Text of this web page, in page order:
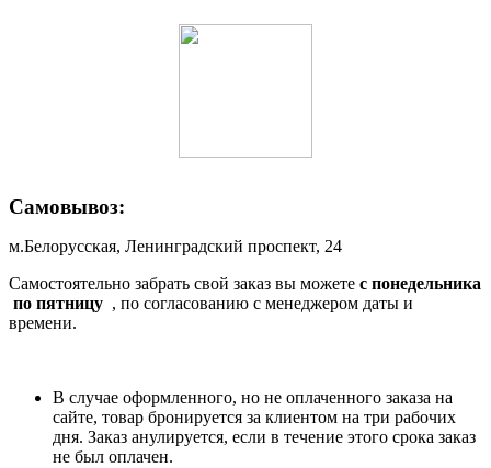
Самовывоз:
м.Белорусская, Ленинградский проспект, 24
Самостоятельно забрать свой заказ вы можете c понедельника
по пятницу , по согласованию с менеджером даты и
времени.
В случае оформленного, но не оплаченного заказа на
сайте, товар бронируется за клиентом на три рабочих
дня. Заказ анулируется, если в течение этого срока заказ
не был оплачен.